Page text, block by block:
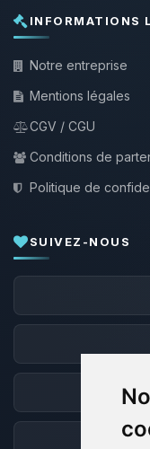
INFORMATIONS
Notre entreprise
Mentions légales
CGV / CGU
Conditions de
Politique de
SUIVEZ-NOUS